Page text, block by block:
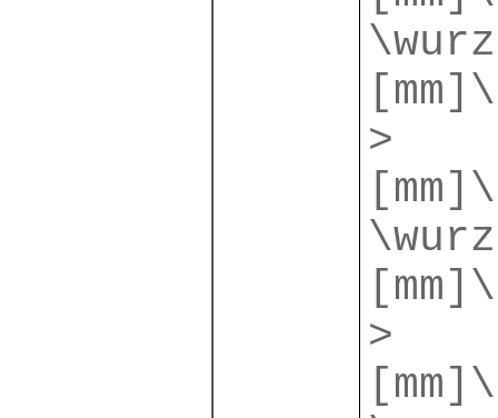
>
>